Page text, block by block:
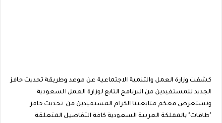
كشفت وزارة العمل والتنمية الاجتماعية عن موعد وطريقة تحديث حافز
الجديد للمستفيدين من البرنامج التابع لوزارة العمل السعودية
ونستعرض معكم متابعينا الكرام المستفيدين من تحديث حافز
"طاقات" بالمملكة العربية السعودية كافة التفاصيل المتعلقة